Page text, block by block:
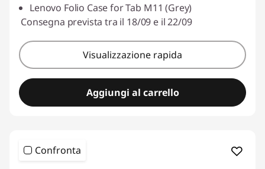
Lenovo Folio Case for Tab M11 (Grey)
Consegna prevista tra il 18/09 e il 22/09
Visualizzazione rapida
Aggiungi al carrello
Confronta